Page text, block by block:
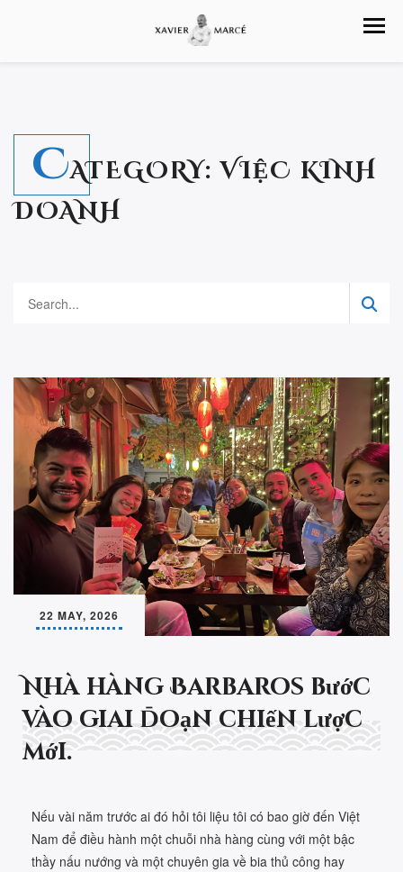
CATEGORY:VIỆC KINH
DOANH
22 MAY, 2026
Nhà hàng Barbaros bước
vào giai đoạn chiến lược
mới.
Nếu vài năm trước ai đó hỏi tôi liệu tôi có bao giờ đến Việt
Nam để điều hành một chuỗi nhà hàng cùng với một bậc
thầy nấu nướng và một chuyên gia về bia thủ công hay